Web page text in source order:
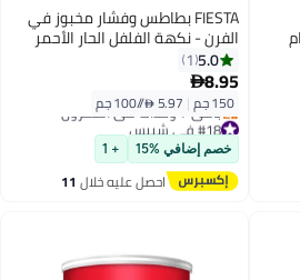
FIESTA بطاطس وفشار مخبوز في
الفرن - نكهة الفلفل الحار الأحمر
5.0
1
8.95
150 جم |
#18 في شيبس
توصيل مجاني
باقي 7 وحدات في المخزون
#18 في شيبس
خصم إضافي %15 + 1
احصل عليه خلال 11